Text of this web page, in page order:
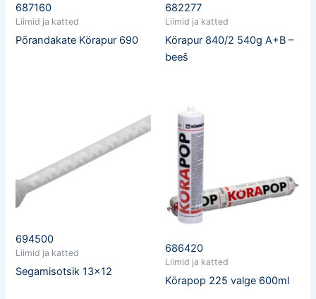
687160
Liimid ja katted
Põrandakate Körapur 690
682277
Liimid ja katted
Körapur 840/2 540g A+B –
beeš
694500
Liimid ja katted
Segamisotsik 13×12
686420
Liimid ja katted
Körapop 225 valge 600ml